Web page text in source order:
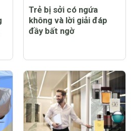
thiết khi chăm sóc trẻ
bị bệnh